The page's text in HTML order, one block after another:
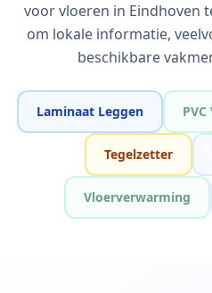
voor vloeren in Eindhoven
om lokale informatie,
beschikbare
Laminaat Leggen
Tegelzetter
Vloerverwarming